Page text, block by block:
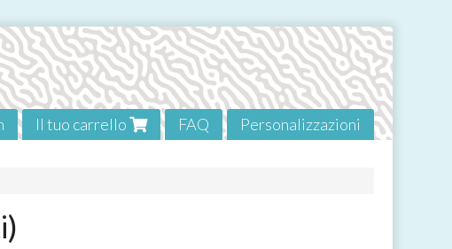
Il tuo carrello FAQ Personalizzazioni